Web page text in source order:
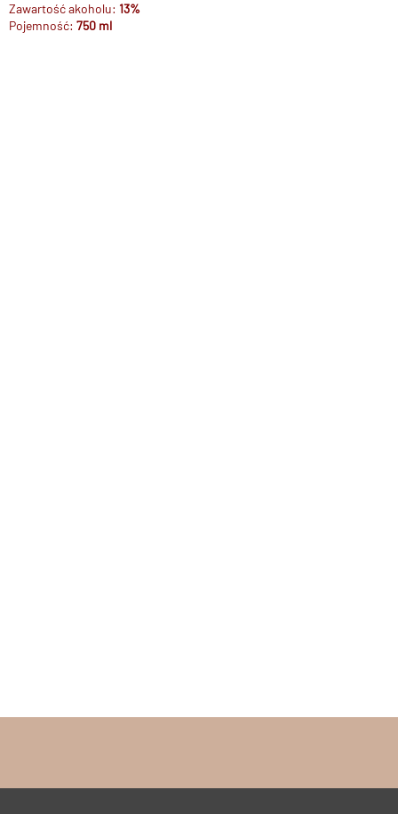
Zawartość akoholu: 13%
Pojemność: 750 ml